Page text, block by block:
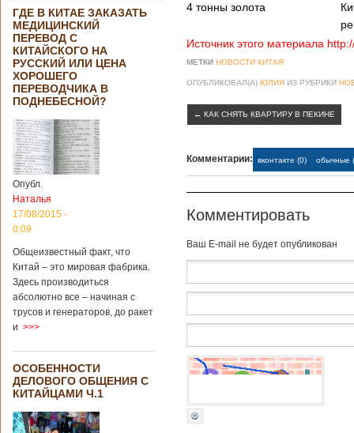
ГДЕ В КИТАЕ ЗАКАЗАТЬ
МЕДИЦИНСКИЙ
ПЕРЕВОД С
КИТАЙСКОГО НА
РУССКИЙ ИЛИ ЦЕНА
ХОРОШЕГО
ПЕРЕВОДЧИКА В
ПОДНЕБЕСНОЙ?
Опубл.
Наталья
17/08/2015 -
0:09
Общеизвестный факт, что
Китай – это мировая фабрика.
Здесь производиться
абсолютно все – начиная с
трусов и генераторов, до ракет
и >>>
ОСОБЕННОСТИ
ДЕЛОВОГО ОБЩЕНИЯ С
КИТАЙЦАМИ Ч.1
4 тонны золота
Источник этого материала
МЕТКИ НОВОСТИ КИТАЯ
ОПУБЛИКОВАЛ(А) ЮЛИЯ ИЗ РУБРИКИ
← КАК СНЯТЬ КВАРТИРУ В ПЕКИНЕ
Комментарии: вконтакте (0) обычные
Комментировать
Baш E-mail не будет опубликован